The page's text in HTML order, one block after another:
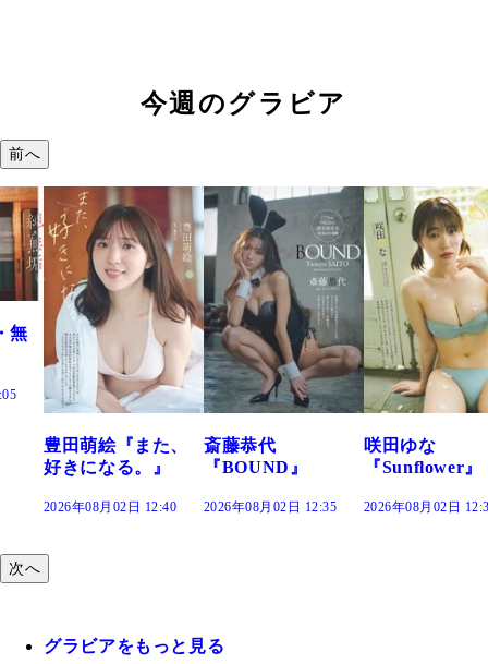
今週のグラビア
前へ
また、
。』
日 12:40
斎藤恭代
『BOUND』
2026年08月02日 12:35
咲田ゆな
『Sunflower』
2026年08月02日 12:30
藤水咲桜
だまり』
2026年08月
次へ
グラビアをもっと見る